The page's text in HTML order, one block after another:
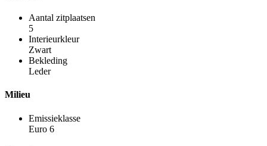
Aantal zitplaatsen
5
Interieurkleur
Zwart
Bekleding
Leder
Milieu
Emissieklasse
Euro 6